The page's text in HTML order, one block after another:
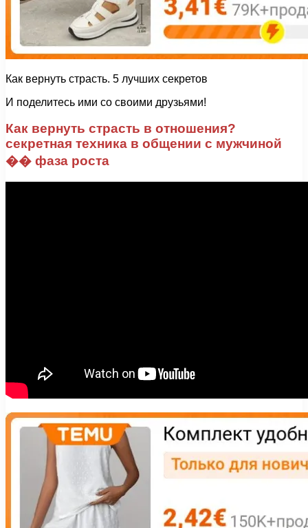
Как вернуть страсть. 5 лучших секретов
И поделитесь ими со своими друзьями!
Как вернуть страсть в отношения?
секретная техника в общении с мужчиной
�� фаза роста